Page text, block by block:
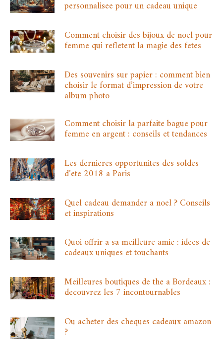
personnalisee pour un cadeau unique
Comment choisir des bijoux de noel pour
femme qui refletent la magie des fetes
Des souvenirs sur papier : comment bien
choisir le format d’impression de votre
album photo
Comment choisir la parfaite bague pour
femme en argent : conseils et tendances
Les dernieres opportunites des soldes
d’ete 2018 a Paris
Quel cadeau demander a noel ? Conseils
et inspirations
Quoi offrir a sa meilleure amie : idees de
cadeaux uniques et touchants
Meilleures boutiques de the a Bordeaux :
decouvrez les 7 incontournables
Ou acheter des cheques cadeaux amazon
?